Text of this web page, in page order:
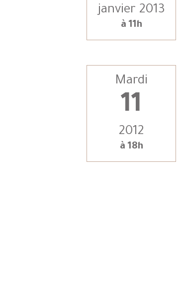
janvier 2013
à 11h
Mardi
11
2012
à 18h